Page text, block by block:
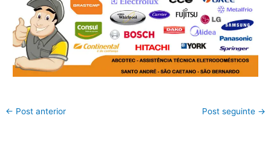
← Post anterior Post seguinte →